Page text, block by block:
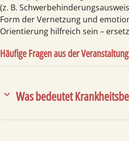
(z. B.
Form der Vernetzung und
Orientierung hilfreich sein –
Häufige Fragen aus der Veranstaltung
Was bedeutet